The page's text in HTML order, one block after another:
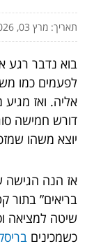
תאריך: מרץ 03, 2026
בוא נדבר רגע
לפעמים כמו
אליה. ואז מגיע
דורש חמישה
יוצא משהו
אז הנה הגישה
בריאים” בתור
שיטה למציאה
כשמכינים